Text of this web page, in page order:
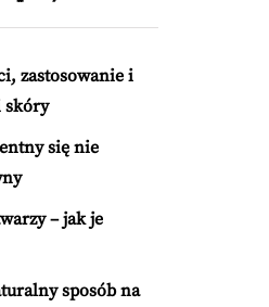
zastosowanie i
skóry
się nie
– jak je
sposób na